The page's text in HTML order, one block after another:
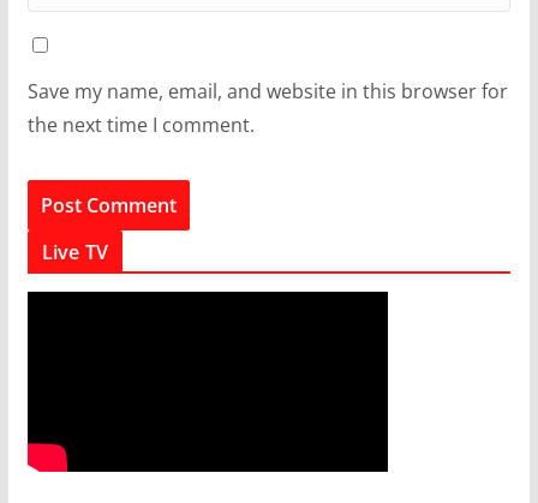
Save my name, email, and website in this browser for
the next time I comment.
Live TV